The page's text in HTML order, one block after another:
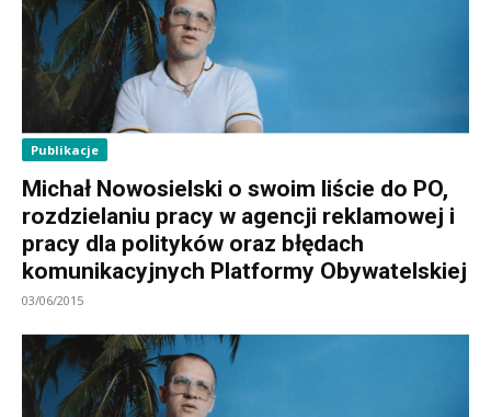
Publikacje
Michał Nowosielski o swoim liście do PO,
rozdzielaniu pracy w agencji reklamowej i
pracy dla polityków oraz błędach
komunikacyjnych Platformy Obywatelskiej
03/06/2015